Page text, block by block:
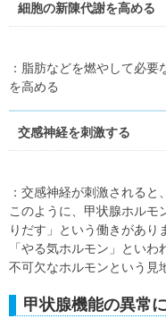
細胞の新陳代謝を高める
：脂肪などを燃やして必
を高める
交感神経を刺激する
：交感神経が刺激される
このように、甲状腺ホルモ
りだす」という働きがあり
「やる気ホルモン」とい
不可欠なホルモンという見
甲状腺機能の異常